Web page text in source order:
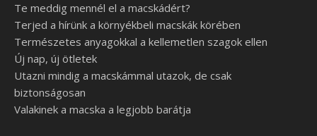
Te meddig mennél el a macskádért?
Terjed a hírünk a környékbeli macskák körében
Természetes anyagokkal a kellemetlen szagok ellen
Új nap, új ötletek
Utazni mindig a macskámmal utazok, de csak
biztonságosan
Valakinek a macska a legjobb barátja